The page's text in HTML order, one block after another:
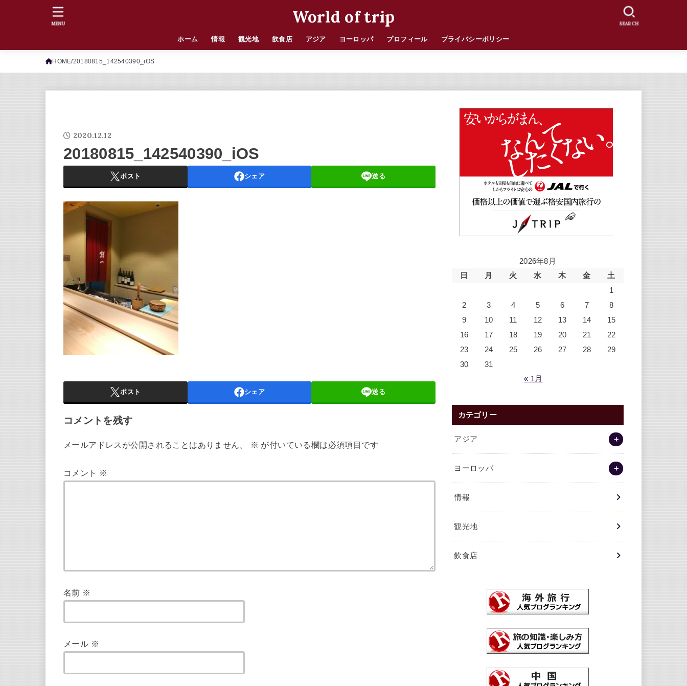
World of trip
ホーム 情報 観光地 飲食店 アジア ヨーロッパ プロフィール プライバシーポリシー
SEARCH
MENU
HOME 20180815_142540390_iOS
2020.12.12
20180815_142540390_iOS
ポスト シェア 送る
ポスト シェア 送る
コメントを残す
メールアドレスが公開されることはありません。 ※ が付いている欄は必須項目です
コメント ※
名前 ※
メール ※
2026年8月
日
月 火 水 木 金
土
1
2
3 4 5 6 7
8
9
10 11 12 13 14
15
16
17 18 19 20 21
22
23
24 25 26 27 28
29
30
31
« 1月
カテゴリー
アジア
ヨーロッパ
情報
観光地
飲食店